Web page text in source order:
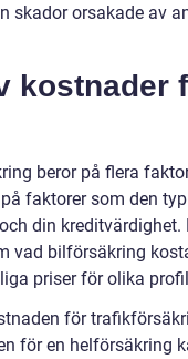
skador orsakade av
kostnader
beror på flera
faktorer som den
din kreditvärdighet.
vad bilförsäkring
priser för olika
för
för en helförsäkring